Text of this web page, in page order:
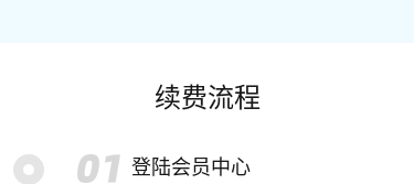
续费流程
登陆会员中心